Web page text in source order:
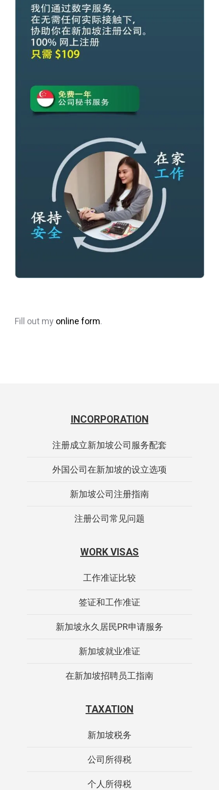
Fill out my online form.
INCORPORATION
注册成立新加坡公司服务配套
外国公司在新加坡的设立选项
新加坡公司注册指南
注册公司常见问题
WORK VISAS
工作准证比较
签证和工作准证
新加坡永久居民PR申请服务
新加坡就业准证
在新加坡招聘员工指南
TAXATION
新加坡税务
公司所得税
个人所得税